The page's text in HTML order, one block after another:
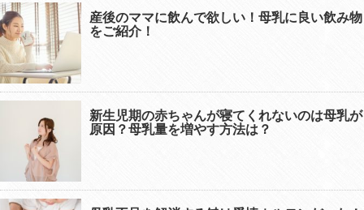
産後のママに飲んで欲しい！母乳に良い飲み物
をご紹介！
新生児期の赤ちゃんが寝てくれないのは母乳が
原因？母乳量を増やす方法は？